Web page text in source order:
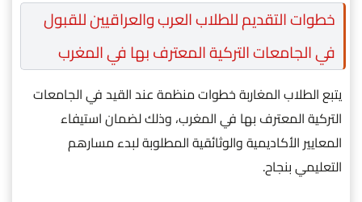
خطوات التقديم للطلاب العرب والعراقيين للقبول
في الجامعات التركية المعترف بها في المغرب
يتبع الطلاب المغاربة خطوات منظمة عند القيد في الجامعات
التركية المعترف بها في المغرب، وذلك لضمان استيفاء
المعايير الأكاديمية والوثائقية المطلوبة لبدء مسارهم
التعليمي بنجاح.